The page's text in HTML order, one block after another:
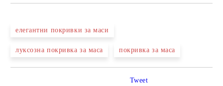
елегантни покривки за маси
луксозна покривка за маса покривка за маса
Tweet